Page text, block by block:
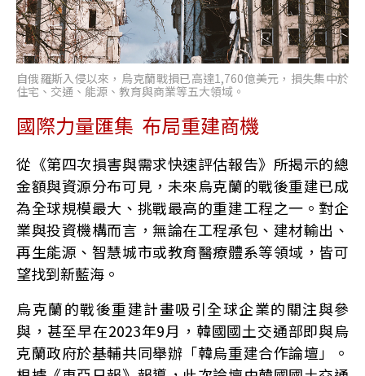
自俄羅斯入侵以來，烏克蘭戰損已高達1,760億美元，損失集中於
住宅、交通、能源、教育與商業等五大領域。
國際力量匯集 布局重建商機
從《第四次損害與需求快速評估報告》所揭示的總
金額與資源分布可見，未來烏克蘭的戰後重建已成
為全球規模最大、挑戰最高的重建工程之一。對企
業與投資機構而言，無論在工程承包、建材輸出、
再生能源、智慧城市或教育醫療體系等領域，皆可
望找到新藍海。
烏克蘭的戰後重建計畫吸引全球企業的關注與參
與，甚至早在2023年9月，韓國國土交通部即與烏
克蘭政府於基輔共同舉辦「韓烏重建合作論壇」。